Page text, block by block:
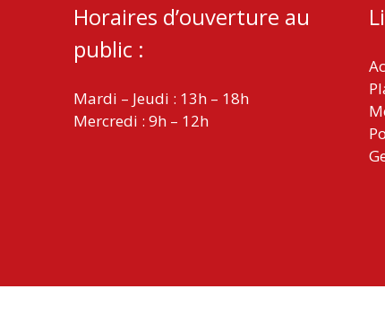
Horaires d’ouverture au
public :
Mardi – Jeudi : 13h – 18h
Mercredi : 9h – 12h